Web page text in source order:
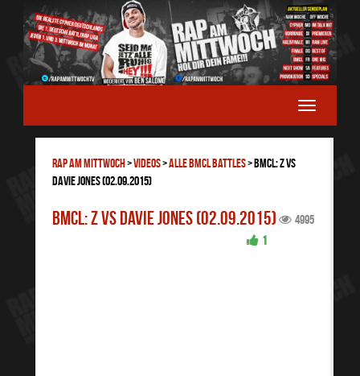
RAP AM MITTWOCH>Videos>ALLE BMCL BATTLES>BMCL: Z vs
Davie Jones (02.09.2015)
BMCL: Z vs Davie Jones (02.09.2015)
4995
1